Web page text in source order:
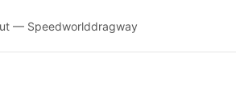
— Speedworlddragway